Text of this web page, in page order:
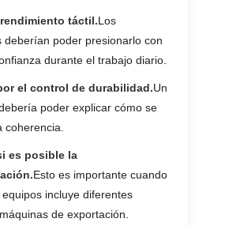
táctil.Los
deberían poder presionarlo con
durante el trabajo diario.
el control de durabilidad.Un
poder explicar cómo se
coherencia.
es posible la
Esto es importante cuando
incluye diferentes
de exportación.